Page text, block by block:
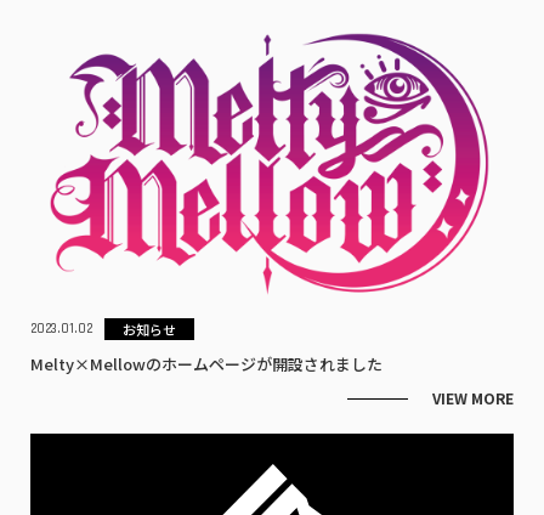
2023.01.02 お知らせ
Melty×Mellowのホームページが開設されました
VIEW MORE